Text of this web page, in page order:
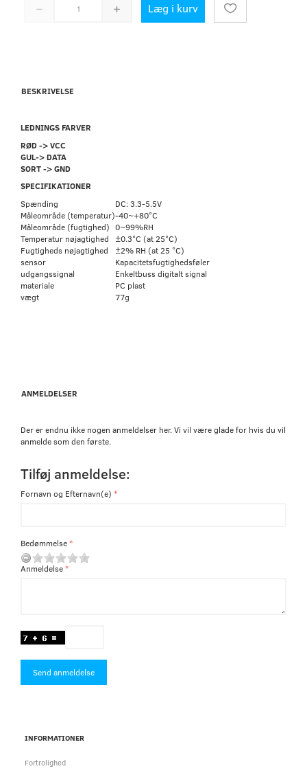
Læg i kurv
BESKRIVELSE
LEDNINGS FARVER
RØD -> VCC
GUL-> DATA
SORT -> GND
SPECIFIKATIONER
Spænding
DC: 3.3-5.5V
Måleområde (temperatur)-40~+80°C
Måleområde (fugtighed) 0~99%RH
Temperatur nøjagtighed
±0.3°C (at 25°C)
Fugtigheds nøjagtighed
±2% RH (at 25 °C)
sensor
Kapacitetsfugtighedsføler
udgangssignal
Enkeltbuss digitalt signal
materiale
PC plast
vægt
77g
ANMELDELSER
Der er endnu ikke nogen anmeldelser her. Vi vil være glade for hvis du vil
anmelde som den første.
Tilføj anmeldelse:
Fornavn og Efternavn(e)
Bedømmelse
Anmeldelse
Send anmeldelse
INFORMATIONER
Fortrolighed